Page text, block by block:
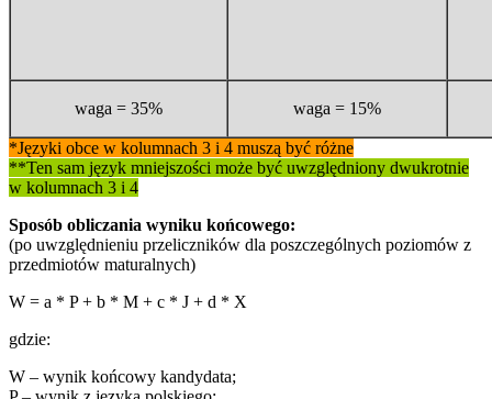
waga = 35% waga = 15%
*Języki obce w kolumnach 3 i 4 muszą być różne
**Ten sam język mniejszości może być uwzględniony dwukrotnie
w kolumnach 3 i 4
Sposób obliczania wyniku końcowego:
(po uwzględnieniu przeliczników dla poszczególnych poziomów z
przedmiotów maturalnych)
W = a * P + b * M + c * J + d * X
gdzie:
W – wynik końcowy kandydata;